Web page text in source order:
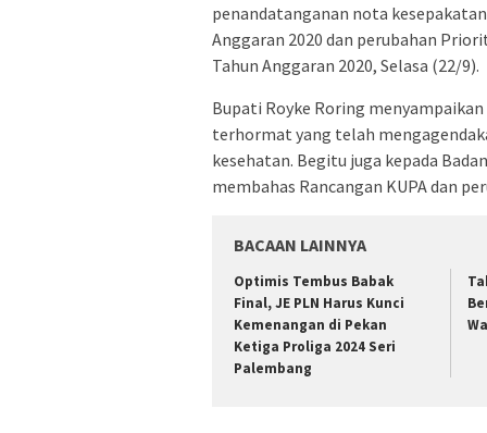
penandatanganan nota
Anggaran 2020 dan perubahan
Tahun Anggaran 2020, Selasa (22/9).
Bupati Royke Roring
terhormat yang telah
kesehatan. Begitu juga kepada
membahas Rancangan KUPA dan
BACAAN LAINNYA
Optimis Tembus Babak
Final, JE PLN Harus Kunci
Kemenangan di Pekan
Ketiga Proliga 2024 Seri
Palembang